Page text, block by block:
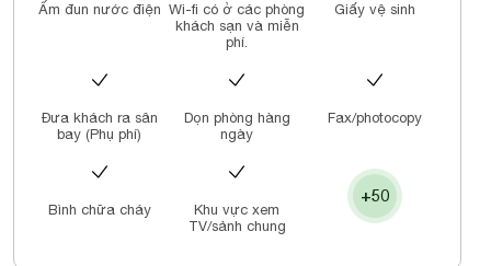
Chỗ nghỉ nằm cách Trung tâm thương mại Indochina Riverside 2,7 ​​
km và Công viên Châu Á 2,8 km. Sân bay quốc tế Đà Nẵng cách đó
Ấm đun nước điện Wi-fi có ở các phòng
khách sạn và miễn
phí.
Giấy vệ sinh
Đưa khách ra sân
bay (Phụ phí)
Dọn phòng hàng
ngày
Fax/photocopy
Bình chữa cháy
Khu vực xem
TV/sảnh chung
+50